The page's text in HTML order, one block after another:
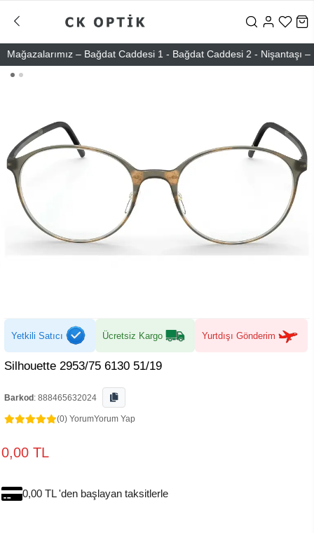
– Bağdat Caddesi 1 - Bağdat Caddesi 2 - Nişantaşı –
Yetkili Satıcı Ücretsiz Kargo Yurtdışı Gönderim
Silhouette 2953/75 6130 51/19
Barkod : 888465632024
(0) YorumYorum Yap
0,00 TL
0,00 TL 'den başlayan taksitlerle